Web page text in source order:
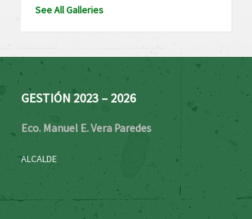
See All Galleries
GESTIÓN 2023 – 2026
Eco. Manuel E. Vera Paredes
ALCALDE